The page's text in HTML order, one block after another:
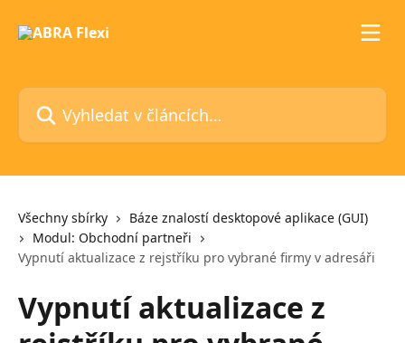
Vyhledat v článcích…
Všechny sbírky
Báze znalostí desktopové aplikace (GUI)
Modul: Obchodní partneři
Vypnutí aktualizace z rejstříku pro vybrané firmy v adresáři
Vypnutí aktualizace z